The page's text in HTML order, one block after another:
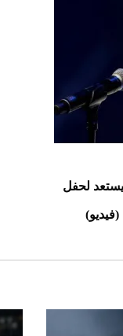
تمنحك فخامة
للبيع في
لحفل